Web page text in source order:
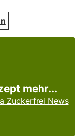
mehr...
Zuckerfrei News